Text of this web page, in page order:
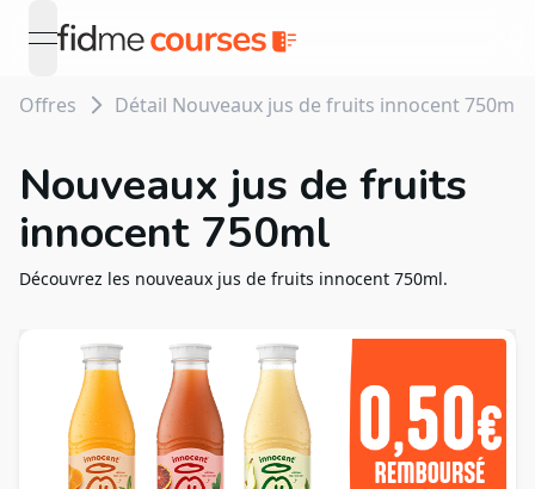
open navigation menu
Offres Détail Nouveaux jus de fruits innocent 750ml
Nouveaux jus de fruits
innocent 750ml
Découvrez les nouveaux jus de fruits innocent 750ml.